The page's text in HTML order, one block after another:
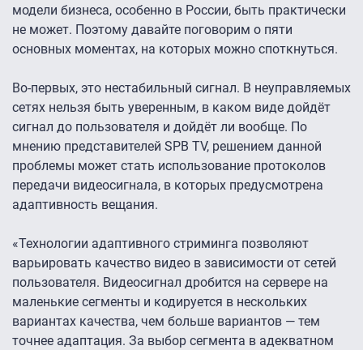
модели бизнеса, особенно в России, быть практически
не может. Поэтому давайте поговорим о пяти
основных моментах, на которых можно споткнуться.
Во-первых, это нестабильный сигнал. В неуправляемых
сетях нельзя быть уверенным, в каком виде дойдёт
сигнал до пользователя и дойдёт ли вообще. По
мнению представителей SPB TV, решением данной
проблемы может стать использование протоколов
передачи видеосигнала, в которых предусмотрена
адаптивность вещания.
«Технологии адаптивного стриминга позволяют
варьировать качество видео в зависимости от сетей
пользователя. Видеосигнал дробится на сервере на
маленькие сегменты и кодируется в нескольких
вариантах качества, чем больше вариантов — тем
точнее адаптация. За выбор сегмента в адекватном